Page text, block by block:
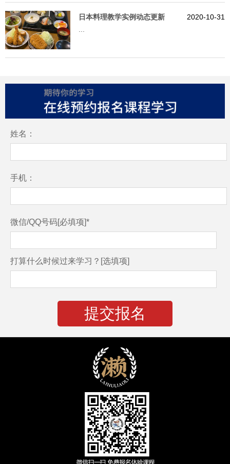
日本料理教学实例动态更新
2020-10-31
姓名：
手机：
微信/QQ号码[必填项]*
打算什么时候过来学习？[选填项]